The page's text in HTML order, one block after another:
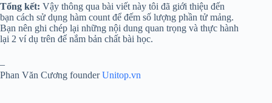
Tổng kết: Vậy thông qua bài viết này tôi đã giới thiệu đến
bạn cách sử dụng hàm count để đếm số lượng phần tử mảng.
Bạn nên ghi chép lại những nội dung quan trọng và thực hành
lại 2 ví dụ trên để nắm bản chất bài học.
–
Phan Văn Cương founderUnitop.vn